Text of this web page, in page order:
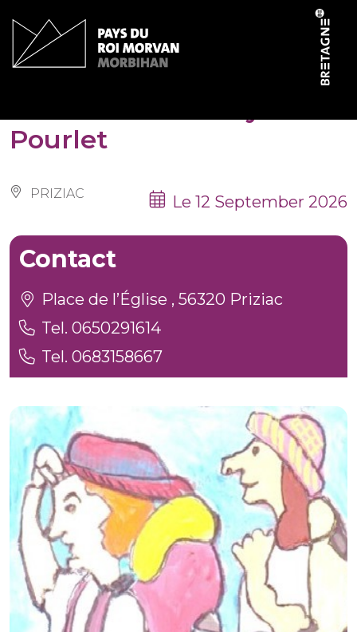
Pourlet
PRIZIAC Le 12 September 2026
Contact
Place de l’Église , 56320 Priziac
Tel. 0650291614
Tel. 0683158667